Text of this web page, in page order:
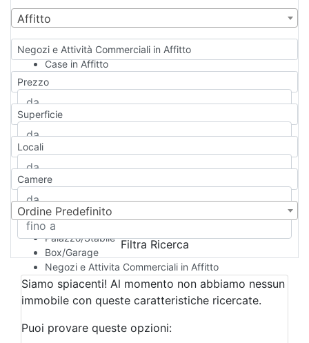
Affitto
Negozi e Attività Commerciali in Affitto
Case in Affitto
Qualsiasi
Appartamento
Casa indipendente
Casa Semi-indipendente
Attico/Mansarda
Rustico/Casale
Camera d'Albergo
Multiproprietà
Palazzo/Stabile
Box/Garage
Negozi e Attivita Commerciali in Affitto
Qualsiasi
Attività/Licenza Commerciale
Azienda Agricola
Bar/Ristorante
Prezzo
Superficie
Locali
Camere
Ordine Predefinito
Filtra Ricerca
Siamo spiacenti! Al momento non abbiamo nessun
immobile con queste caratteristiche ricercate.
Puoi provare queste opzioni: